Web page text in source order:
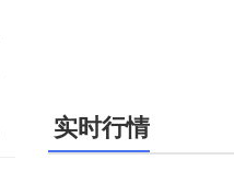
实时行情